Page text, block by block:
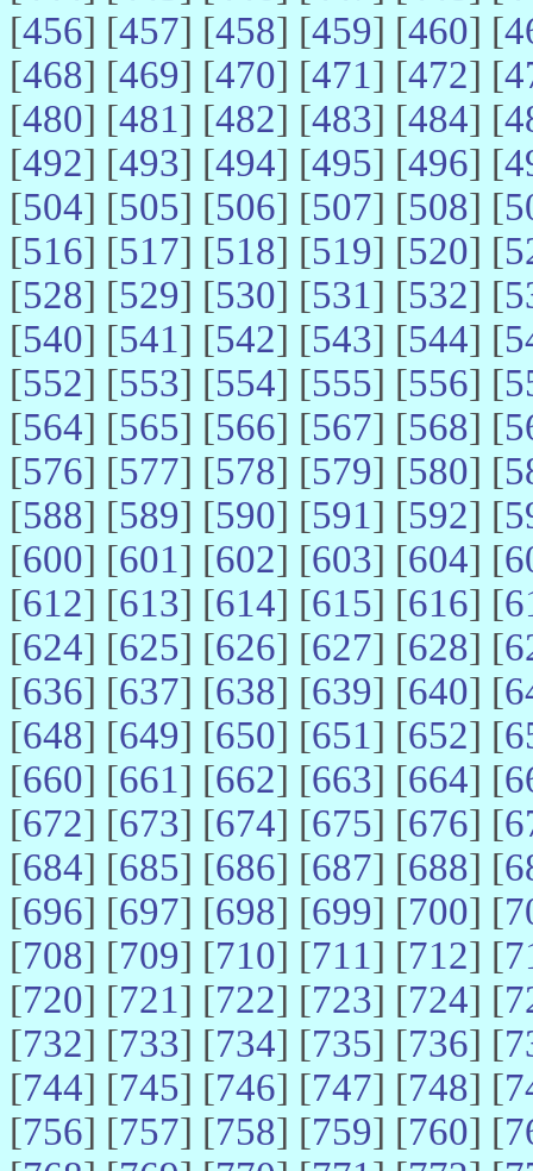
[456] [457] [458] [459] [460] [
[468] [469] [470] [471] [472] [
[480] [481] [482] [483] [484] [
[492] [493] [494] [495] [496] [
[504] [505] [506] [507] [508] [
[516] [517] [518] [519] [520] [
[528] [529] [530] [531] [532] [
[540] [541] [542] [543] [544] [
[552] [553] [554] [555] [556] [
[564] [565] [566] [567] [568] [
[576] [577] [578] [579] [580] [
[588] [589] [590] [591] [592] [
[600] [601] [602] [603] [604] [
[612] [613] [614] [615] [616] [
[624] [625] [626] [627] [628] [
[636] [637] [638] [639] [640] [
[648] [649] [650] [651] [652] [
[660] [661] [662] [663] [664] [
[672] [673] [674] [675] [676] [
[684] [685] [686] [687] [688] [
[696] [697] [698] [699] [700] [
[708] [709] [710] [711] [712] [
[720] [721] [722] [723] [724] [
[732] [733] [734] [735] [736] [
[744] [745] [746] [747] [748] [
[756] [757] [758] [759] [760] [